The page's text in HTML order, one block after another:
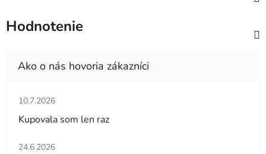
Hodnotenie
Hodnotenie obchodu je 5 z 5 hviezdičiek.
10.7.2026
Kupovala som len raz
Hodnotenie obchodu je 5 z 5 hviezdičiek.
24.6.2026